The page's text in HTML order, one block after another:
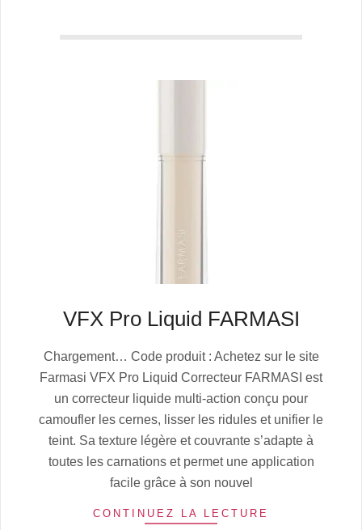
VFX Pro Liquid FARMASI
07-
04
Chargement… Code produit : Achetez sur le site
Farmasi VFX Pro Liquid Correcteur FARMASI est
un correcteur liquide multi-action conçu pour
camoufler les cernes, lisser les ridules et unifier le
teint. Sa texture légère et couvrante s’adapte à
toutes les carnations et permet une application
facile grâce à son nouvel
CONTINUEZ LA LECTURE